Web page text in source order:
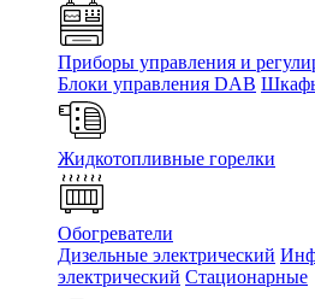
Приборы управления и
Блоки управления DAB
Жидкотопливные горелки
Обогреватели
Дизельные электрический
электрический Стационарные